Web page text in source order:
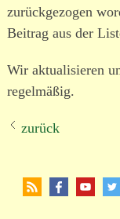
zurückgezogen
Beitrag aus der
Wir aktualisieren
regelmäßig.
zurück